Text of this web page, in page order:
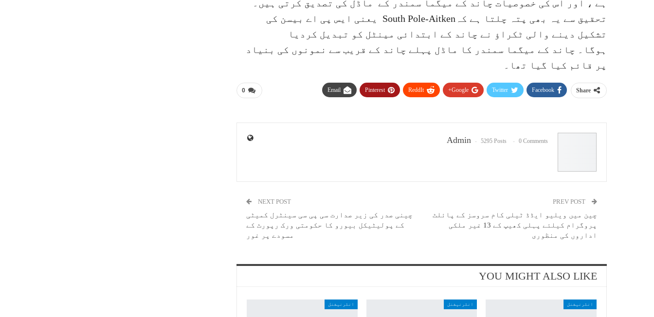
ہے ، اور اس کی خصوصیات چاند کے میگما سمندر کے ماڈل کی تصدیق کرتی ہیں۔
تحقیق سے یہ بھی پتہ چلتا ہے کہSouth Pole-Aitken یعنی ایس پی اے بیسن کی
تشکیل دینے والی ٹکراؤ نے چاند کے ابتدائی مینٹل کو تبدیل کردیا
ہوگا۔ چاند کے میگما سمندر کا ماڈل پہلے چاند کے قریب سے نمونوں کی بنیاد
پر قائم کیا گیا تھا۔
0 Share
Facebook
Twitter
Google+
ReddIt
Pinterest
Email
Admin 5295 Posts 0 Comments
چین میں ویلیو ایڈڈ ٹیلی کام سروسز کے پائلٹ
پروگرام کیلئے پہلی کھیپ کے 13 غیر ملکی
اداروں کی منظوری
NEXT POST
چینی صدر کی زیر صدارت سی پی سی سینٹرل کمیٹی
کے پولیٹیکل بیورو کا حکومتی ورک رپورٹ کے
مسودے پر غور
YOU MIGHT ALSO LIKE
انٹرنیشنل انٹرنیشنل انٹرنیشنل